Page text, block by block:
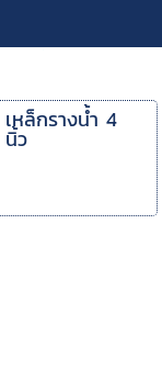
เหล็กรางน้ำ 4
นิ้ว